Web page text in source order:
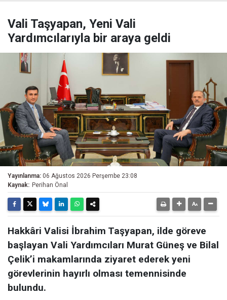
Vali Taşyapan, Yeni Vali
Yardımcılarıyla bir araya geldi
Yayınlanma: 06 Ağustos 2026 Perşembe 23:08
Kaynak: Perihan Önal
Hakkâri Valisi İbrahim Taşyapan, ilde göreve
başlayan Vali Yardımcıları Murat Güneş ve Bilal
Çelik’i makamlarında ziyaret ederek yeni
görevlerinin hayırlı olması temennisinde
bulundu.